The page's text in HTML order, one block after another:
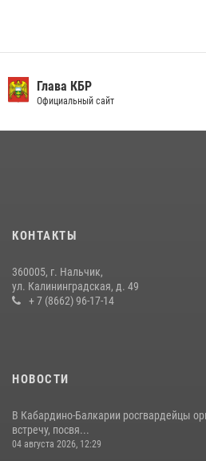
округе Росгвардии
09 июля 2026, 08:36
ОФИЦЕР РОСГВАРДИИ ВЫСТУПИЛ В
Новобранцы Росгвардии приняли
Балкарии
Глава КБР
Официальный сайт
КОНТАКТЫ
360005, г. Нальчик,
ул. Калининградская, д. 49
+ 7 (8662) 96-17-14
НОВОСТИ
В Кабардино-Балкарии росгвардейцы
встречу, посвя...
04 августа 2026, 12:29